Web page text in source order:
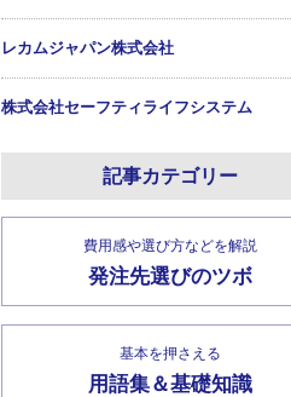
レカムジャパン株式会社
株式会社セーフティライフシステム
記事カテゴリー
費用感や選び方などを解説
発注先選びのツボ
基本を押さえる
用語集＆基礎知識